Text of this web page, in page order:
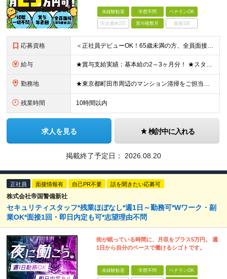
未経験歓迎 学歴不問 ベテランOK
完全週休2日 賞与複数月 面接1回
応募資格 ＜正社員デビューOK！65歳未満の方、全員面接＞ ◆学歴・経歴不問 ◆転職回数が多くてもOK ◆未経験／第二新卒OK ◆ブランクありOK ◆65歳未満の方（※定年年齢を上限として募集するため） ★黙
給与 ★賞与支給実績：基本給の2～3ヶ月分！ ★スタッフ管理（シフト調整など）の経験があれば【月給28万円以上】 ＝＝ライフスタイルに合わせて働き方を選べます＝＝ ■正社員 ＜未経験者＞月給25万円～35
勤務地 ★東京都町田市周辺のマンション清掃をご担当いただきます！ 【B・TEC株式会社／町田事業部】 東京都町田市南町田3-32-50 ※雇用先はB・TEC株式会社です ※(変更の範囲)上記を除く当社関連
残業時間 10時間以内
求人を見る 検討中に入れる
掲載終了予定日： 2026.08.20
正社員 面接情報有 自己PR不要 話を聞きたい応募可
株式会社帝国警備新社
セキュリティスタッフ*残業ほぼなし*週1日～勤務可*Wワーク・副
業OK*面接1回・即日内定も可*志望理由不問
街が眠っている時間に、月収をプラス5万円。 週
1日から自分のペースで働けるシゴトです。
未経験歓迎 学歴不問 ベテランOK